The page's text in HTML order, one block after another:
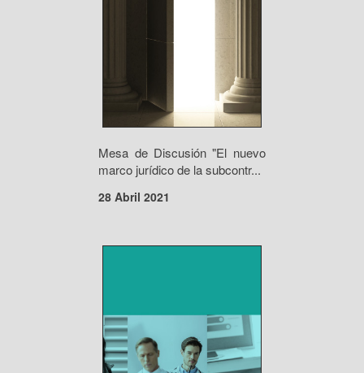
Mesa de Discusión "El nuevo
marco jurídico de la subcontr...
28 Abril 2021